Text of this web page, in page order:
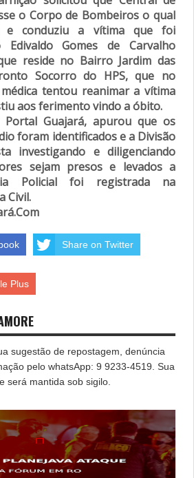
o Corpo de Bombeiros o qual
e conduziu a vítima que foi
Edivaldo Gomes de Carvalho
reside no Bairro Jardim das
Socorro do HPS, que no
tentou reanimar a vítima
aos ferimento vindo a óbito.
Guajará, apurou que os
foram identificados e a Divisão
investigando e diligenciando
sejam presos e levados a
Policial foi registrada na
Civil.
Share on Twitter
Plus
sugestão de repostagem, denúncia
pelo whatsApp: 9 9233-4519. Sua
será mantida sob sigilo.